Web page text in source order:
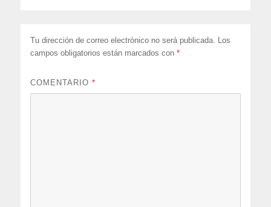
Tu dirección de correo electrónico no será publicada. Los
campos obligatorios están marcados con*
COMENTARIO*